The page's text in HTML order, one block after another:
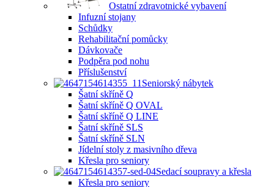
Ostatní zdravotnické vybavení
Infuzní stojany
Schůdky
Rehabilitační pomůcky
Dávkovače
Podpěra pod nohu
Příslušenství
Seniorský nábytek
Šatní skříně Q
Šatní skříně Q OVAL
Šatní skříně Q LINE
Šatní skříně SLS
Šatní skříně SLN
Jídelní stoly z masivního dřeva
Křesla pro seniory
Sedací soupravy a křesla
Křesla pro seniory